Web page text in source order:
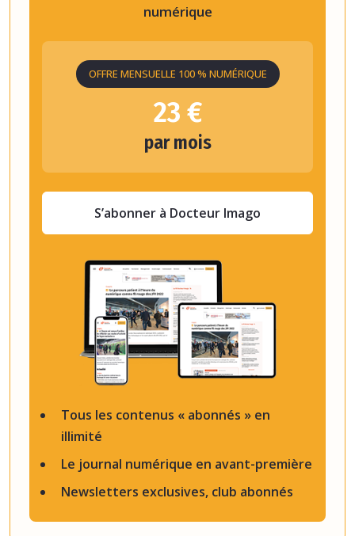
Tous les contenus « abonnés » en
illimité
Le journal numérique en avant-première
Newsletters exclusives, club abonnés
numérique
OFFRE MENSUELLE 100 % NUMÉRIQUE
23 €
par mois
S’abonner à Docteur Imago